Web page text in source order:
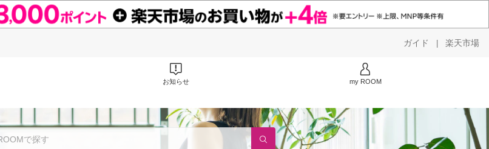
ガイド | 楽天市場
お知らせ my ROOM